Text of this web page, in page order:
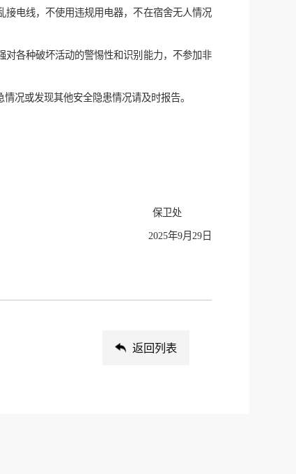
电线，不使用违规用电器，不在宿舍无人情况
对各种破坏活动的警惕性和识别能力，不参加非
况或发现其他安全隐患情况请及时报告。
保卫处
2025年9月29日
返回列表